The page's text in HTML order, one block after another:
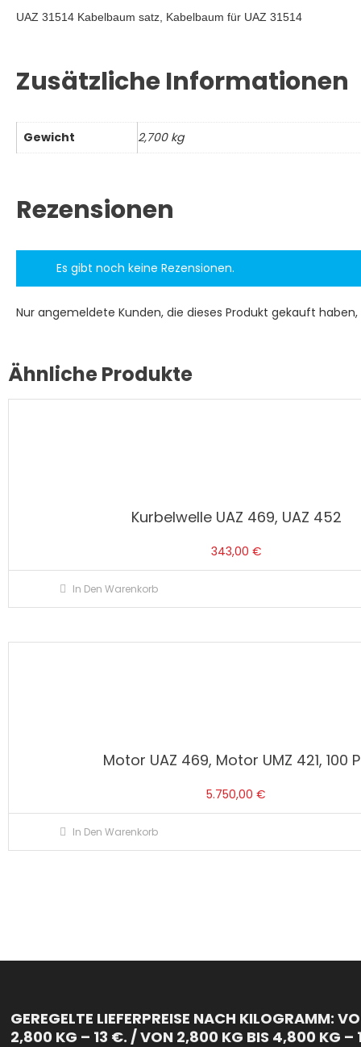
UAZ 31514 Kabelbaum satz, Kabelbaum für UAZ 31514
Zusätzliche Informationen
Gewicht 2,700 kg
Rezensionen
Es gibt noch keine Rezensionen.
Nur angemeldete Kunden, die dieses Produkt gekauft
Ähnliche Produkte
Kurbelwelle UAZ 469, UAZ 452
343,00 €
In Den Warenkorb
Motor UAZ 469, Motor UMZ 421, 100
5.750,00€
In Den Warenkorb
GEREGELTE LIEFERPREISE NACH KILOGRAMM:
2,800 KG – 13 €. / VON 2,800 KG BIS 4,800 KG –